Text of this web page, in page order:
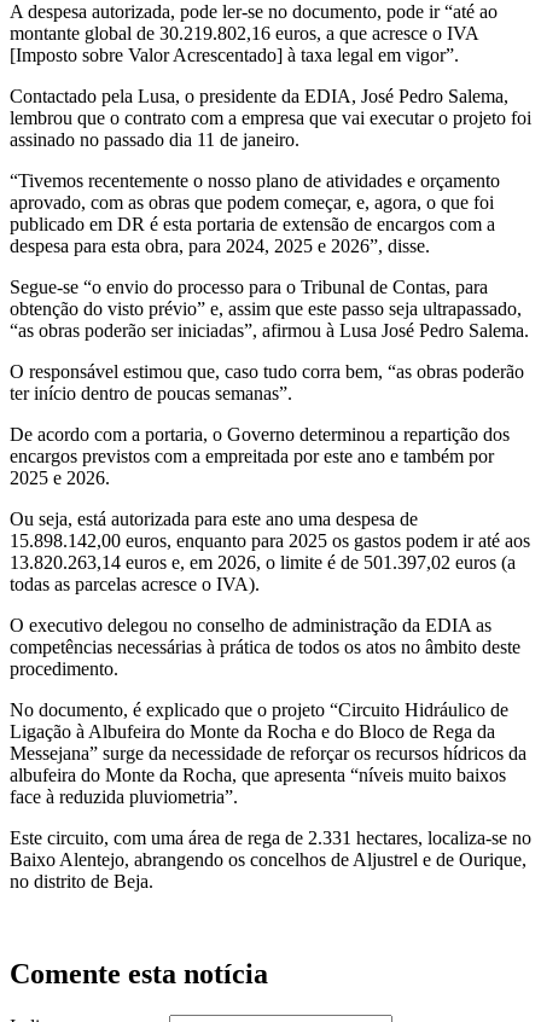
A despesa autorizada, pode ler-se no documento, pode ir “até ao
montante global de 30.219.802,16 euros, a que acresce o IVA
[Imposto sobre Valor Acrescentado] à taxa legal em vigor”.
Contactado pela Lusa, o presidente da EDIA, José Pedro Salema,
lembrou que o contrato com a empresa que vai executar o projeto foi
assinado no passado dia 11 de janeiro.
“Tivemos recentemente o nosso plano de atividades e orçamento
aprovado, com as obras que podem começar, e, agora, o que foi
publicado em DR é esta portaria de extensão de encargos com a
despesa para esta obra, para 2024, 2025 e 2026”, disse.
Segue-se “o envio do processo para o Tribunal de Contas, para
obtenção do visto prévio” e, assim que este passo seja ultrapassado,
“as obras poderão ser iniciadas”, afirmou à Lusa José Pedro Salema.
O responsável estimou que, caso tudo corra bem, “as obras poderão
ter início dentro de poucas semanas”.
De acordo com a portaria, o Governo determinou a repartição dos
encargos previstos com a empreitada por este ano e também por
2025 e 2026.
Ou seja, está autorizada para este ano uma despesa de
15.898.142,00 euros, enquanto para 2025 os gastos podem ir até aos
13.820.263,14 euros e, em 2026, o limite é de 501.397,02 euros (a
todas as parcelas acresce o IVA).
O executivo delegou no conselho de administração da EDIA as
competências necessárias à prática de todos os atos no âmbito deste
procedimento.
No documento, é explicado que o projeto “Circuito Hidráulico de
Ligação à Albufeira do Monte da Rocha e do Bloco de Rega da
Messejana” surge da necessidade de reforçar os recursos hídricos da
albufeira do Monte da Rocha, que apresenta “níveis muito baixos
face à reduzida pluviometria”.
Este circuito, com uma área de rega de 2.331 hectares, localiza-se no
Baixo Alentejo, abrangendo os concelhos de Aljustrel e de Ourique,
no distrito de Beja.
Comente esta notícia